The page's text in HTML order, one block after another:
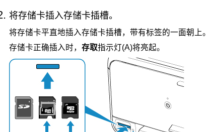
将存储卡插入存储卡插槽。
将存储卡平直地插入存储卡插槽，带有标签的一面朝上。
存储卡正确插入时， 存取指示灯(A)将亮起。